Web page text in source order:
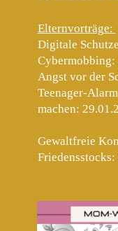
Elternvorträge:
Digitale
Cybermobbing:
Angst vor der
Teenager-
machen:
Gewaltfreie
Friedensstocks: